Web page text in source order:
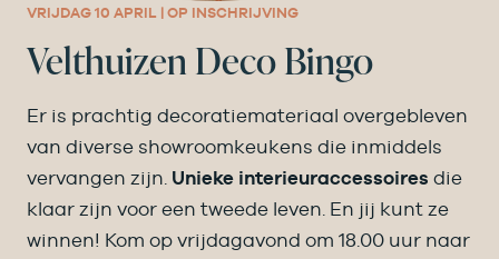
VRIJDAG 10 APRIL | OP INSCHRIJVING
Velthuizen Deco Bingo
Er is prachtig decoratiemateriaal overgebleven
van diverse showroomkeukens die inmiddels
vervangen zijn. Unieke interieuraccessoires die
klaar zijn voor een tweede leven. En jij kunt ze
winnen! Kom op vrijdagavond om 18.00 uur naar